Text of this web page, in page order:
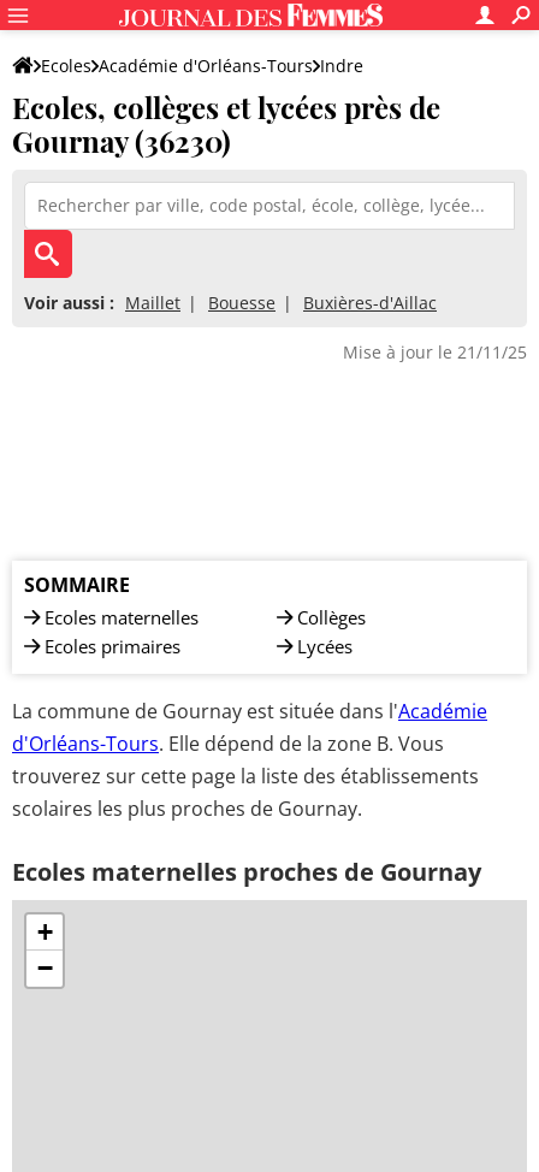
Ecoles Académie d'Orléans-Tours Indre
Ecoles, collèges et lycées près de
Gournay (36230)
Voir aussi : Maillet Bouesse Buxières-d'Aillac
Mise à jour le 21/11/25
SOMMAIRE
Ecoles maternelles
Ecoles primaires
Collèges
Lycées
La commune de Gournay est située dans l'Académie
d'Orléans-Tours. Elle dépend de la zone B. Vous
trouverez sur cette page la liste des établissements
scolaires les plus proches de Gournay.
Ecoles maternelles proches de Gournay
+
−